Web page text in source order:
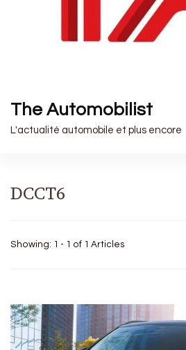
The Automobilist
L'actualité automobile et plus encore
DCCT6
Showing: 1 - 1 of 1 Articles